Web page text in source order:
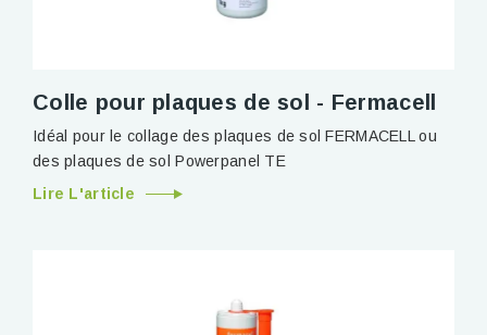
Colle pour plaques de sol - Fermacell
Idéal pour le collage des plaques de sol FERMACELL ou
des plaques de sol Powerpanel TE
Lire L'article